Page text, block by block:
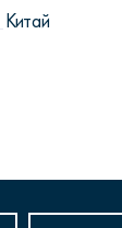
Китай